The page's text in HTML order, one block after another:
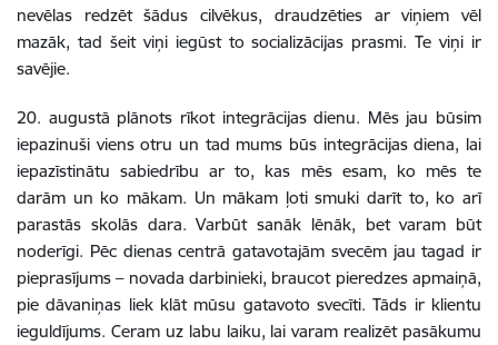
nevēlas redzēt šādus cilvēkus, draudzēties ar viņiem vēl
mazāk, tad šeit viņi iegūst to socializācijas prasmi. Te viņi ir
savējie.
20. augustā plānots rīkot integrācijas dienu. Mēs jau būsim
iepazinuši viens otru un tad mums būs integrācijas diena, lai
iepazīstinātu sabiedrību ar to, kas mēs esam, ko mēs te
darām un ko mākam. Un mākam ļoti smuki darīt to, ko arī
parastās skolās dara. Varbūt sanāk lēnāk, bet varam būt
noderīgi. Pēc dienas centrā gatavotajām svecēm jau tagad ir
pieprasījums – novada darbinieki, braucot pieredzes apmaiņā,
pie dāvaniņas liek klāt mūsu gatavoto svecīti. Tāds ir klientu
ieguldījums. Ceram uz labu laiku, lai varam realizēt pasākumu